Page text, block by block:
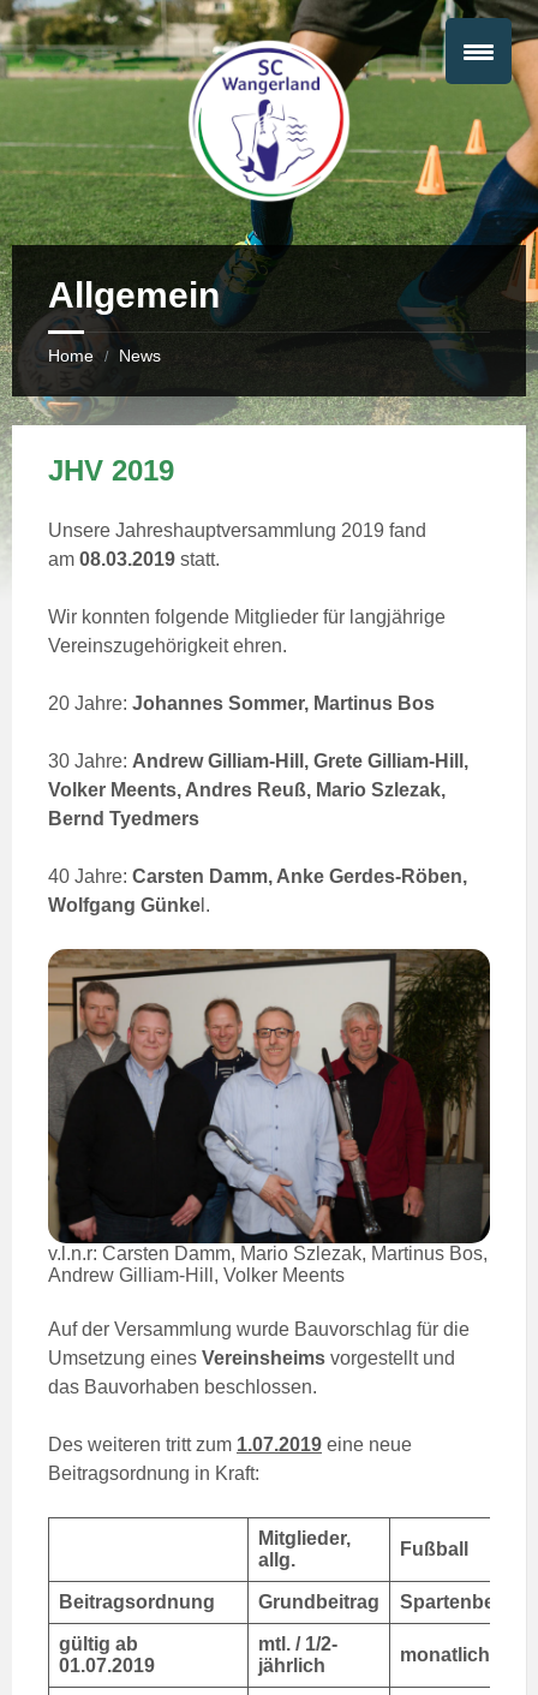
Allgemein
Home / News
JHV 2019
Unsere Jahreshauptversammlung 2019 fand
am 08.03.2019 statt.
Wir konnten folgende Mitglieder für langjährige
Vereinszugehörigkeit ehren.
20 Jahre: Johannes Sommer, Martinus Bos
30 Jahre: Andrew Gilliam-Hill, Grete Gilliam-Hill,
Volker Meents, Andres Reuß, Mario Szlezak,
Bernd Tyedmers
40 Jahre: Carsten Damm, Anke Gerdes-Röben,
Wolfgang Günke l.
v.l.n.r: Carsten Damm, Mario Szlezak, Martinus Bos,
Andrew Gilliam-Hill, Volker Meents
Auf der Versammlung wurde Bauvorschlag für die
Umsetzung eines Vereinsheims vorgestellt und
das Bauvorhaben beschlossen.
Des weiteren tritt zum 1.07.2019 eine neue
Beitragsordnung in Kraft:
Mitglieder,
allg.
Fußball
Beitragsordnung Grundbeitrag Spartenbeitrag
gültig ab
01.07.2019
mtl. / 1/2-
jährlich
monatlich